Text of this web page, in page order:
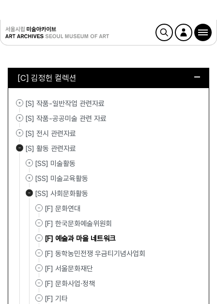
[C] 김정헌 컬렉션
[S] 작품-일반작업 관련자료
[S] 작품-공공미술 관련 자료
[S] 전시 관련자료
[S] 활동 관련자료
[SS] 미술활동
[SS] 미술교육활동
[SS] 사회문화활동
[F] 문화연대
[F] 한국문화예술위원회
[F] 예술과 마을 네트워크
[F] 동학농민전쟁 우금티기념사업회
[F] 서울문화재단
[F] 문화사업·정책
[F] 기타